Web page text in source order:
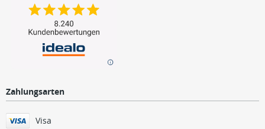
Zahlungsarten
Visa